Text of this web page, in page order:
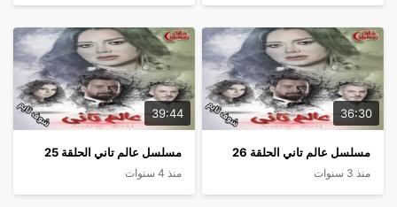
36:30
مسلسل عالم تاني الحلقة 26
منذ 3 سنوات
39:44
مسلسل عالم تاني الحلقة 25
منذ 4 سنوات